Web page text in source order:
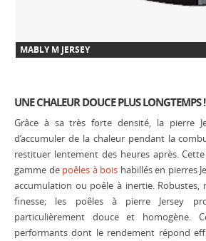
MABLY M JERSEY
UNE CHALEUR DOUCE PLUS LONGTEMPS !
Grâce à sa très forte densité, la pierre
d’accumuler de la chaleur pendant la
restituer lentement des heures après.
gamme de poêles à bois habillés en pierres
accumulation ou poêle à inertie. Robustes,
finesse; les poêles à pierre Jersey
particulièrement douce et homogène.
performants dont le rendement répond